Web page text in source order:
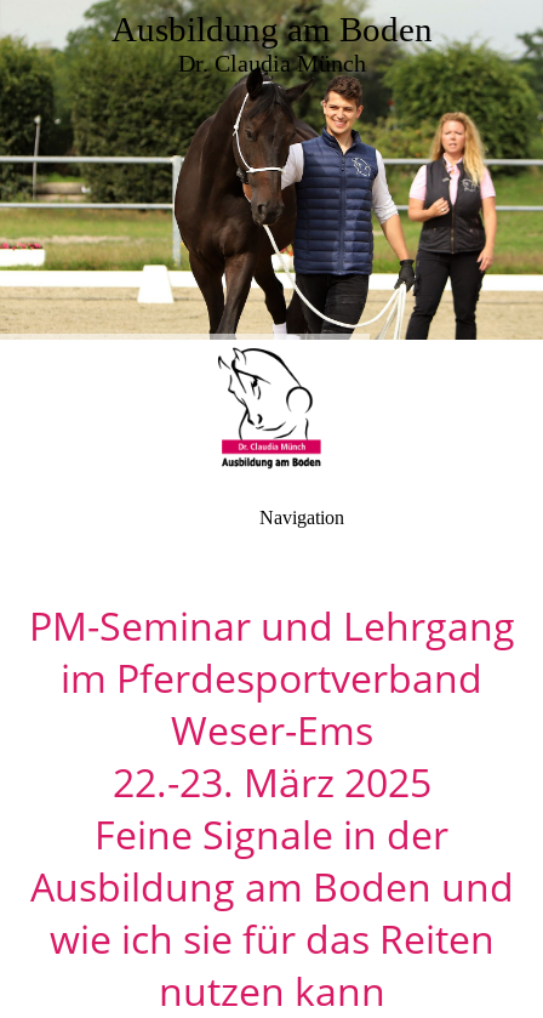
Ausbildung am Boden
Dr. Claudia Münch
Navigation
PM-Seminar und Lehrgang
im Pferdesportverband
Weser-Ems
22.-23. März 2025
Feine Signale in der
Ausbildung am Boden und
wie ich sie für das Reiten
nutzen kann